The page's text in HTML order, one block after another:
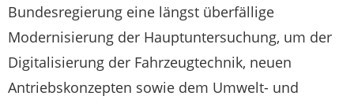
Bundesregierung eine längst überfällige
Modernisierung der Hauptuntersuchung, um der
Digitalisierung der Fahrzeugtechnik, neuen
Antriebskonzepten sowie dem Umwelt- und